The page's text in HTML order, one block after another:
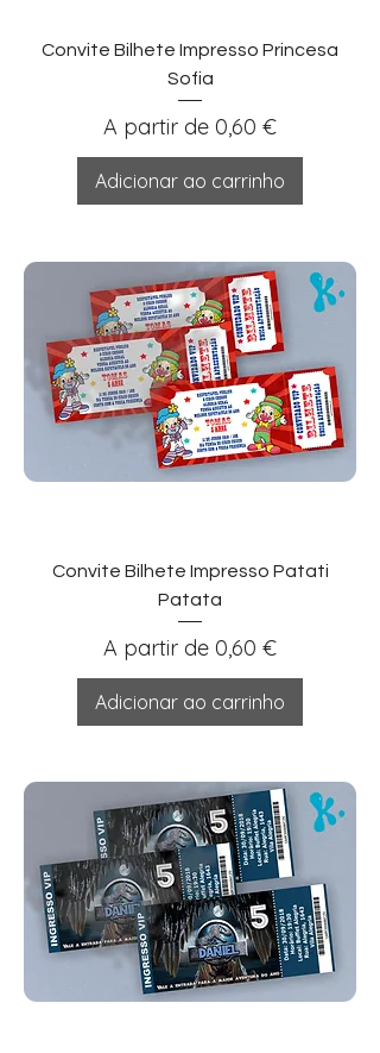
Convite Bilhete Impresso Princesa
Sofia
A partir de 0,60 €
Preço promocional
Adicionar ao carrinho
Convite Bilhete Impresso Patati
Patata
A partir de 0,60 €
Preço promocional
Adicionar ao carrinho